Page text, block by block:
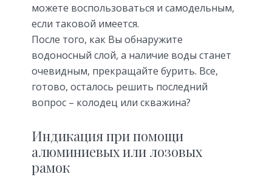
можете воспользоваться и самодельным,
если таковой имеется.
После того, как Вы обнаружите
водоносный слой, а наличие воды станет
очевидным, прекращайте бурить. Все,
готово, осталось решить последний
вопрос – колодец или скважина?
Индикация при помощи
алюминиевых или лозовых
рамок